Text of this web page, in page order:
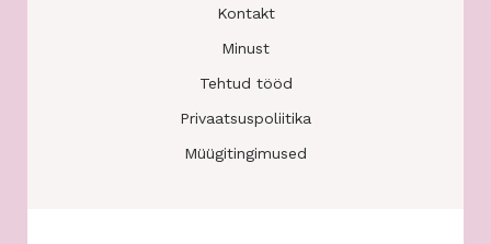
Kontakt
Minust
Tehtud tööd
Privaatsuspoliitika
Müügitingimused